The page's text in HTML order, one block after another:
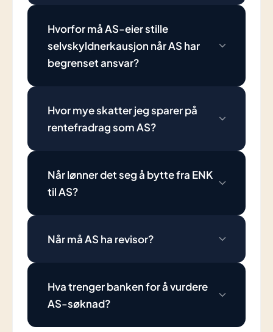
Hvorfor må AS-eier stille
selvskyldnerkausjon når AS har
begrenset ansvar?
Hvor mye skatter jeg sparer på
rentefradrag som AS?
Når lønner det seg å bytte fra ENK
til AS?
Når må AS ha revisor?
Hva trenger banken for å vurdere
AS-søknad?